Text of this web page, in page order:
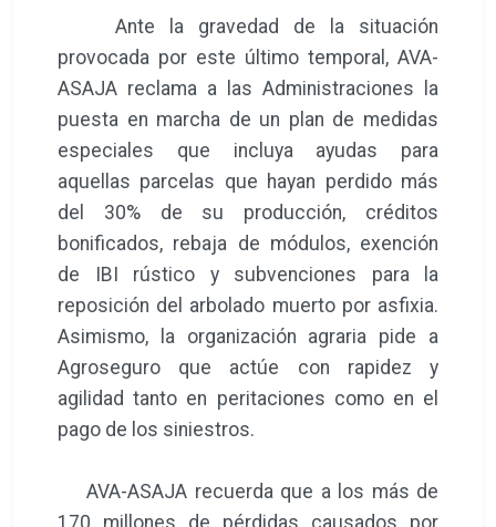
Ante la gravedad de la situación
provocada por este último temporal, AVA-
ASAJA reclama a las Administraciones la
puesta en marcha de un plan de medidas
especiales que incluya ayudas para
aquellas parcelas que hayan perdido más
del 30% de su producción, créditos
bonificados, rebaja de módulos, exención
de IBI rústico y subvenciones para la
reposición del arbolado muerto por asfixia.
Asimismo, la organización agraria pide a
Agroseguro que actúe con rapidez y
agilidad tanto en peritaciones como en el
pago de los siniestros.
AVA-ASAJA recuerda que a los más de
170 millones de pérdidas causados por